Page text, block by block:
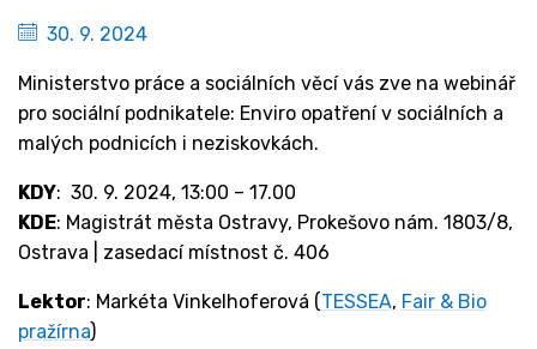
30. 9. 2024
Ministerstvo práce a sociálních věcí vás zve na webinář
pro sociální podnikatele: Enviro opatření v sociálních a
malých podnicích i neziskovkách.
KDY: 30. 9. 2024, 13:00 – 17.00
KDE: Magistrát města Ostravy, Prokešovo nám. 1803/8,
Ostrava | zasedací místnost č. 406
Lektor: Markéta Vinkelhoferová (TESSEA, Fair & Bio
pražírna)